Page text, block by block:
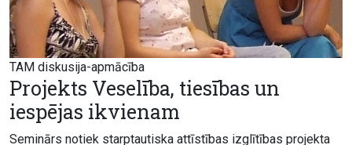
TAM diskusija-apmācība
Projekts Veselība, tiesības un
iespējas ikvienam
Seminārs notiek starptautiska attīstības izglītības projekta